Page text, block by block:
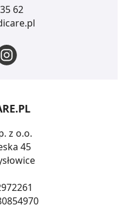
62
z o.o.
45